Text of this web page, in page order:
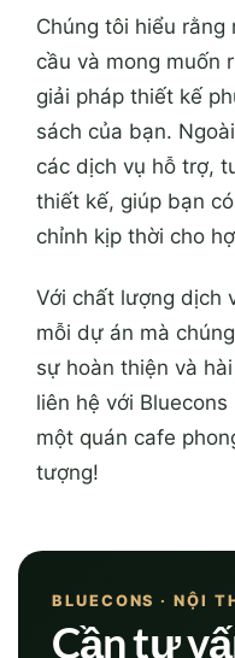
Chúng tôi hiểu rằng
cầu và mong muốn
giải pháp thiết kế
sách của bạn.
các dịch vụ hỗ trợ,
thiết kế, giúp bạn
chỉnh kịp thời cho
Với chất lượng dịch
mỗi dự án mà
sự hoàn thiện và
liên hệ với
một quán cafe
tượng!
BLUECONS · NỘI
Cần tư